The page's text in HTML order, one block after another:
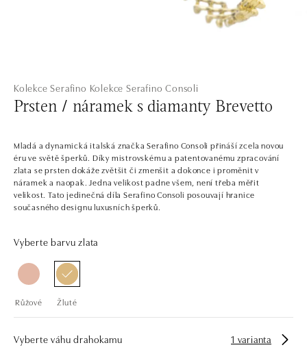
Kolekce Serafino Kolekce Serafino Consoli
Prsten / náramek s diamanty Brevetto
Mladá a dynamická italská značka Serafino Consoli přináší zcela novou
éru ve světě šperků. Díky mistrovskému a patentovanému zpracování
zlata se prsten dokáže zvětšit či zmenšit a dokonce i proměnit v
náramek a naopak. Jedna velikost padne všem, není třeba měřit
velikost. Tato jedinečná díla Serafino Consoli posouvají hranice
současného designu luxusních šperků.
Vyberte barvu zlata
Růžové Žluté
Vyberte váhu drahokamu 1 varianta